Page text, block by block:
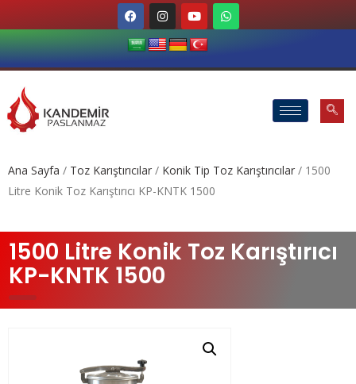
Ana Sayfa / Toz Karıştırıcılar / Konik Tip Toz Karıştırıcılar / 1500
Litre Konik Toz Karıştırıcı KP-KNTK 1500
1500 Litre Konik Toz Karıştırıcı
KP-KNTK 1500